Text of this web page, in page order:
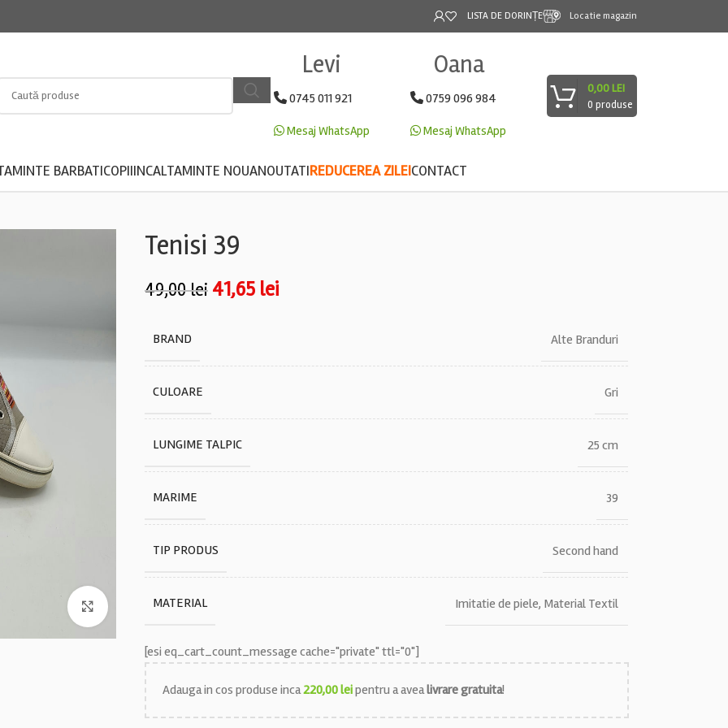
LISTA DE DORINȚE Locatie magazin
Levi
0745 011 921
Mesaj WhatsApp
Oana
0759 096 984
Mesaj WhatsApp
0 produse
0,00LEI
BARBATICOPIIINCALTAMINTE NOUANOUTATIREDUCEREA ZILEICONTACT
Faceți click pentru a mări
Tenisi 39
49,00lei 41,65 lei
BRAND Alte Branduri
CULOARE Gri
LUNGIME TALPIC 25 cm
MARIME 39
TIP PRODUS Second hand
MATERIAL Imitatie de piele, Material Textil
[esi eq_cart_count_message cache="private" ttl="0"]
Adauga in cos produse inca220,00leipentru a avealivrare gratuita!